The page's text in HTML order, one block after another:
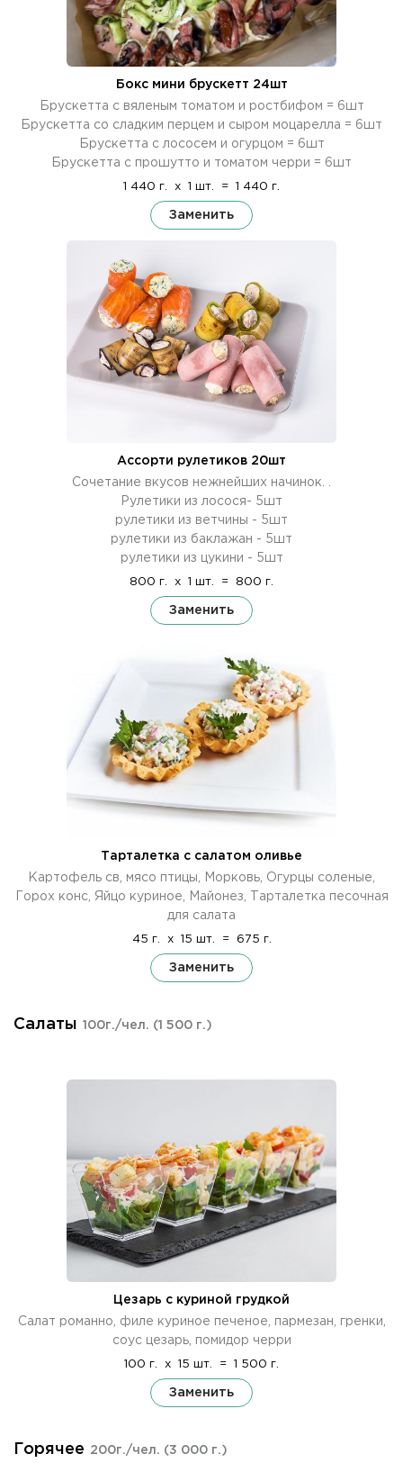
Бокс мини брускетт 24шт
Брускетта с вяленым томатом и ростбифом = 6шт
Брускетта со сладким перцем и сыром моцарелла = 6шт
Брускетта с лососем и огурцом = 6шт
Брускетта с прошутто и томатом черри = 6шт
1 440 г. x 1 шт. = 1 440 г.
Заменить
Ассорти рулетиков 20шт
Сочетание вкусов нежнейших начинок. .
Рулетики из лосося- 5шт
рулетики из ветчины - 5шт
рулетики из баклажан - 5шт
рулетики из цукини - 5шт
800 г. x 1 шт. = 800 г.
Заменить
Тарталетка с салатом оливье
Картофель св, мясо птицы, Морковь, Огурцы соленые,
Горох конс, Яйцо куриное, Майонез, Тарталетка песочная
для салата
45 г. x 15 шт. = 675 г.
Заменить
Салаты 100г./чел. (1 500 г.)
Цезарь с куриной грудкой
Cалат романно, филе куриное печеное, пармезан, гренки,
соус цезарь, помидор черри
100 г. x 15 шт. = 1 500 г.
Заменить
Горячее 200г./чел. (3 000 г.)